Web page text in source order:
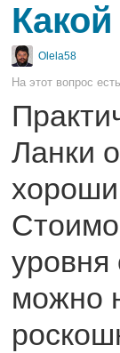
Olela58
На этот вопрос есть
Ланки
уровня
можно